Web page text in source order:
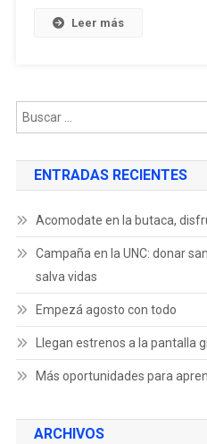
Leer más
ENTRADAS RECIENTES
Acomodate en la butaca,
Campaña en la UNC: donar
salva vidas
Empezá agosto con todo
Llegan estrenos a la pantalla
Más oportunidades para
ARCHIVOS